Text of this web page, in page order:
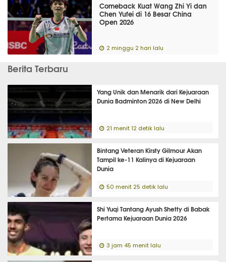
Comeback Kuat Wang Zhi Yi dan
Chen Yufei di 16 Besar China
Open 2026
2 minggu 2 hari lalu
Berita Terbaru
Yang Unik dan Menarik dari Kejuaraan
Dunia Badminton 2026 di New Delhi
21 menit 12 detik lalu
Bintang Veteran Kirsty Gilmour Akan
Tampil ke-11 Kalinya di Kejuaraan
Dunia
50 menit 25 detik lalu
Shi Yuqi Tantang Ayush Shetty di Babak
Pertama Kejuaraan Dunia 2026
3 jam 45 menit lalu